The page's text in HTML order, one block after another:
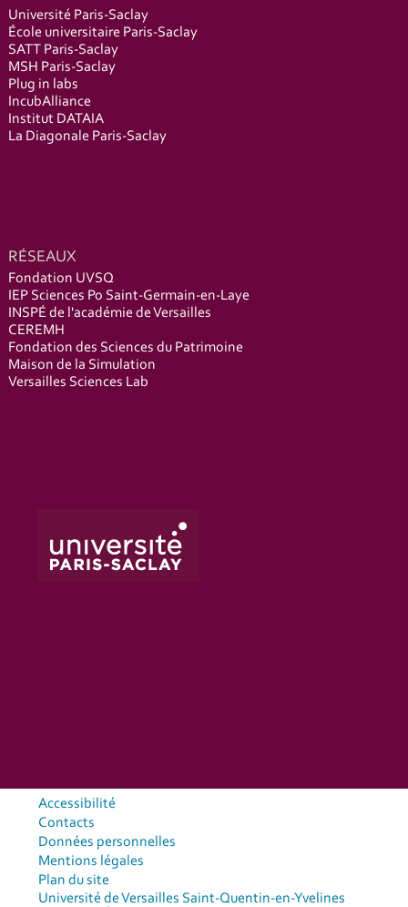
Université Paris-Saclay
École universitaire Paris-Saclay
SATT Paris-Saclay
MSH Paris-Saclay
Plug in labs
IncubAlliance
Institut DATAIA
La Diagonale Paris-Saclay
RÉSEAUX
Fondation UVSQ
IEP Sciences Po Saint-Germain-en-Laye
INSPÉ de l'académie de Versailles
CEREMH
Fondation des Sciences du Patrimoine
Maison de la Simulation
Versailles Sciences Lab
Accessibilité
Contacts
Données personnelles
Mentions légales
Plan du site
Université de Versailles Saint-Quentin-en-Yvelines